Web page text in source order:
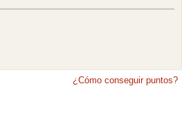
¿Cómo conseguir puntos?